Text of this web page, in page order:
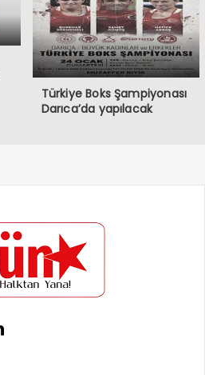
Türkiye Boks Şampiyonası
Darıca’da yapılacak